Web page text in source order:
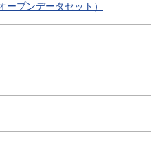
プンデータセット）